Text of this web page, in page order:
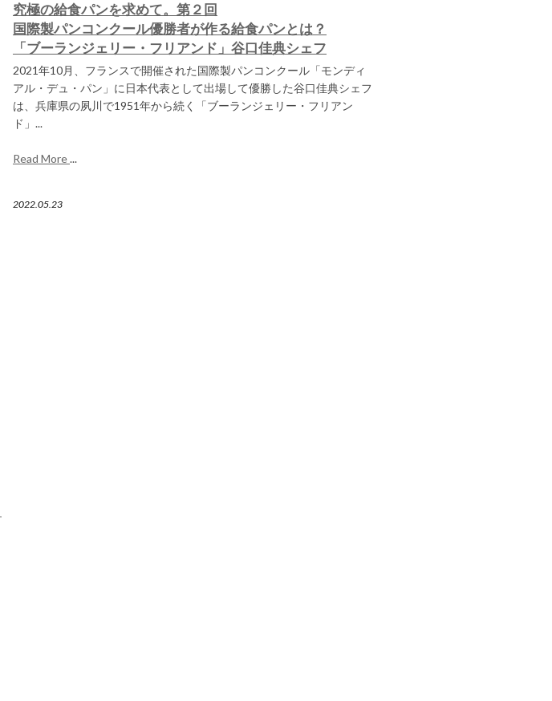
究極の給食パンを求めて。第２回
国際製パンコンクール優勝者が作る給食パンとは？
「ブーランジェリー・フリアンド」谷口佳典シェフ
2021年10月、フランスで開催された国際製パンコンクール「モンディ
アル・デュ・パン」に日本代表として出場して優勝した谷口佳典シェフ
は、兵庫県の夙川で1951年から続く「ブーランジェリー・フリアン
ド」...
Read More...
2022.05.23